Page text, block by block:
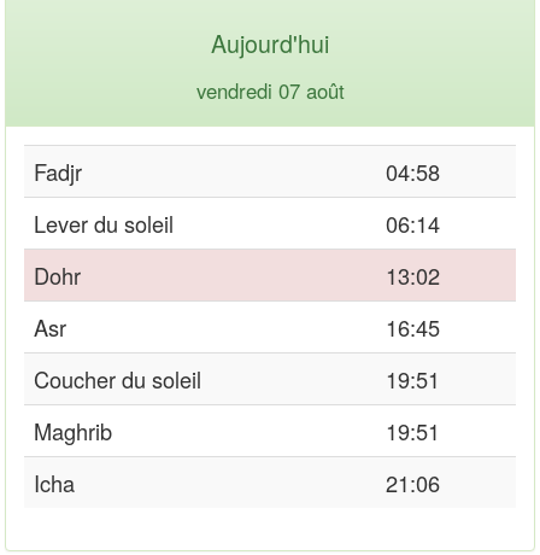
Aujourd'hui
vendredi 07 août
Fadjr
04:58
Lever du soleil
06:14
Dohr
13:02
Asr
16:45
Coucher du soleil
19:51
Maghrib
19:51
Icha
21:06